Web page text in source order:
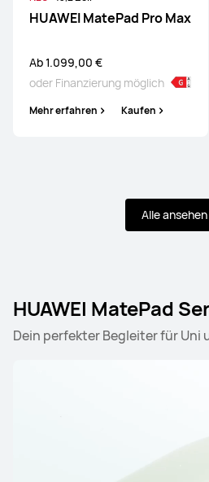
HUAWEI MatePad Pro Max
Ab 1.099,00 €
oder Finanzierung möglich
Mehr erfahren Kaufen
Alle ansehen
HUAWEI MatePad
Dein perfekter Begleiter für Uni